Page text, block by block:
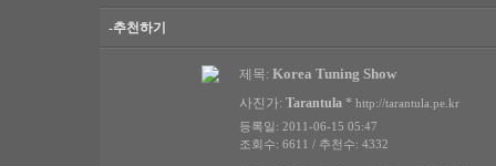
-추천하기
제목: Korea Tuning Show
사진가: Tarantula * http://tarantula.pe.kr
등록일: 2011-06-15 05:47
조회수: 6611 / 추천수: 4332